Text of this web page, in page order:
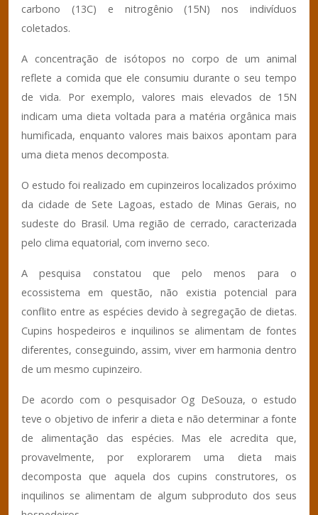
carbono (13C) e nitrogênio (15N) nos indivíduos
coletados.
A concentração de isótopos no corpo de um animal
reflete a comida que ele consumiu durante o seu tempo
de vida. Por exemplo, valores mais elevados de 15N
indicam uma dieta voltada para a matéria orgânica mais
humificada, enquanto valores mais baixos apontam para
uma dieta menos decomposta.
O estudo foi realizado em cupinzeiros localizados próximo
da cidade de Sete Lagoas, estado de Minas Gerais, no
sudeste do Brasil. Uma região de cerrado, caracterizada
pelo clima equatorial, com inverno seco.
A pesquisa constatou que pelo menos para o
ecossistema em questão, não existia potencial para
conflito entre as espécies devido à segregação de dietas.
Cupins hospedeiros e inquilinos se alimentam de fontes
diferentes, conseguindo, assim, viver em harmonia dentro
de um mesmo cupinzeiro.
De acordo com o pesquisador Og DeSouza, o estudo
teve o objetivo de inferir a dieta e não determinar a fonte
de alimentação das espécies. Mas ele acredita que,
provavelmente, por explorarem uma dieta mais
decomposta que aquela dos cupins construtores, os
inquilinos se alimentam de algum subproduto dos seus